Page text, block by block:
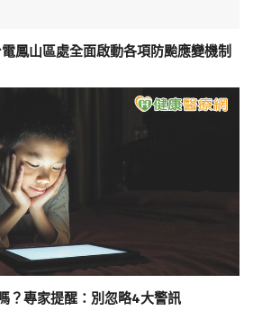
鳳山區處全面啟動各項防颱應變機制
？專家提醒：別忽略4大警訊